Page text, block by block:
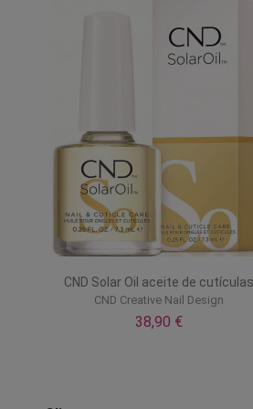
CND Solar Oil aceite de cutículas
CND Creative Nail Design
38,90 €